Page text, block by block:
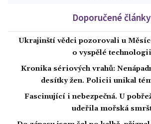
Doporučené články
Ukrajinští vědci pozorovali u
o vyspělé technologii
Kronika sériových vrahů:
desítky žen. Policii unikal
Fascinující i nebezpečná. U
udeřila mořská